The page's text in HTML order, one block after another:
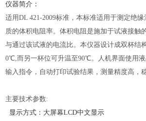
仪器简介：
适用DL 421-2009标准，本标准适用于测定绝
质的体积电阻率。体积电阻是施加于试液接触
与通过该试液的电流比。本仪器设计成双杯结
0℃,而另一杯位可升温至90℃。人机界面使用
输入指令，自动打印试验结果，测量精度高，
主要技术参数:
显示方式：大屏幕LCD中文显示